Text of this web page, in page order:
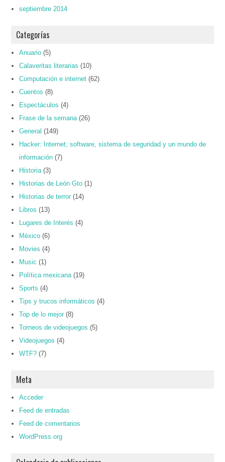
septiembre 2014
Categorías
Anuario (5)
Calaveritas literarias (10)
Computación e internet (62)
Cuentos (8)
Espectáculos (4)
Frase de la semana (26)
General (149)
Hacker: Internet, software, sistema de seguridad y un mundo de
información (7)
Historia (3)
Historias de León Gto (1)
Historias de terror (14)
Libros (13)
Lugares de Interés (4)
México (6)
Movies (4)
Music (1)
Política mexicana (19)
Sports (4)
Tips y trucos informáticos (4)
Top de lo mejor (8)
Torneos de videojuegos (5)
Videojuegos (4)
WTF? (7)
Meta
Acceder
Feed de entradas
Feed de comentarios
WordPress.org